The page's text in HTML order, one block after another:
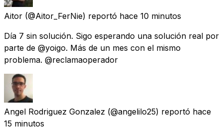
Aitor (@Aitor_FerNie) reportó hace 10 minutos
Día 7 sin solución. Sigo esperando una solución real por
parte de @yoigo. Más de un mes con el mismo
problema. @reclamaoperador
Angel Rodriguez Gonzalez (@angelilo25) reportó hace
15 minutos